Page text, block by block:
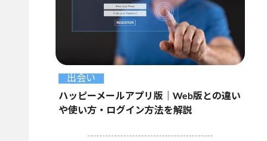
出会い
ハッピーメールアプリ版｜Web版との違い
や使い方・ログイン方法を解説